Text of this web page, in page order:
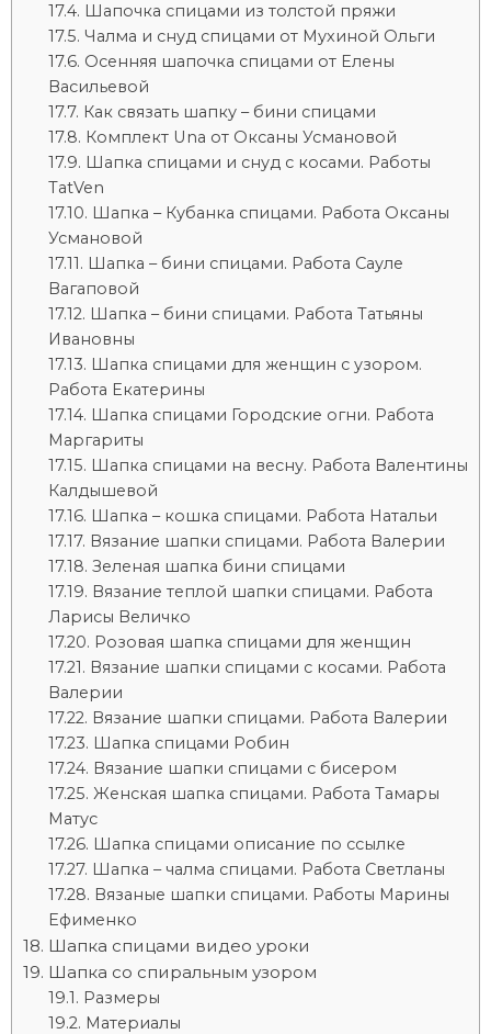
Шапочка спицами из толстой пряжи
Чалма и снуд спицами от Мухиной Ольги
Осенняя шапочка спицами от Елены
Васильевой
Как связать шапку – бини спицами
Комплект Una от Оксаны Усмановой
Шапка спицами и снуд с косами. Работы
TatVen
Шапка – Кубанка спицами. Работа Оксаны
Усмановой
Шапка – бини спицами. Работа Сауле
Вагаповой
Шапка – бини спицами. Работа Татьяны
Ивановны
Шапка спицами для женщин с узором.
Работа Екатерины
Шапка спицами Городские огни. Работа
Маргариты
Шапка спицами на весну. Работа Валентины
Калдышевой
Шапка – кошка спицами. Работа Натальи
Вязание шапки спицами. Работа Валерии
Зеленая шапка бини спицами
Вязание теплой шапки спицами. Работа
Ларисы Величко
Розовая шапка спицами для женщин
Вязание шапки спицами с косами. Работа
Валерии
Вязание шапки спицами. Работа Валерии
Шапка спицами Робин
Вязание шапки спицами с бисером
Женская шапка спицами. Работа Тамары
Матус
Шапка спицами описание по ссылке
Шапка – чалма спицами. Работа Светланы
Вязаные шапки спицами. Работы Марины
Ефименко
Шапка спицами видео уроки
Шапка со спиральным узором
Размеры
Материалы